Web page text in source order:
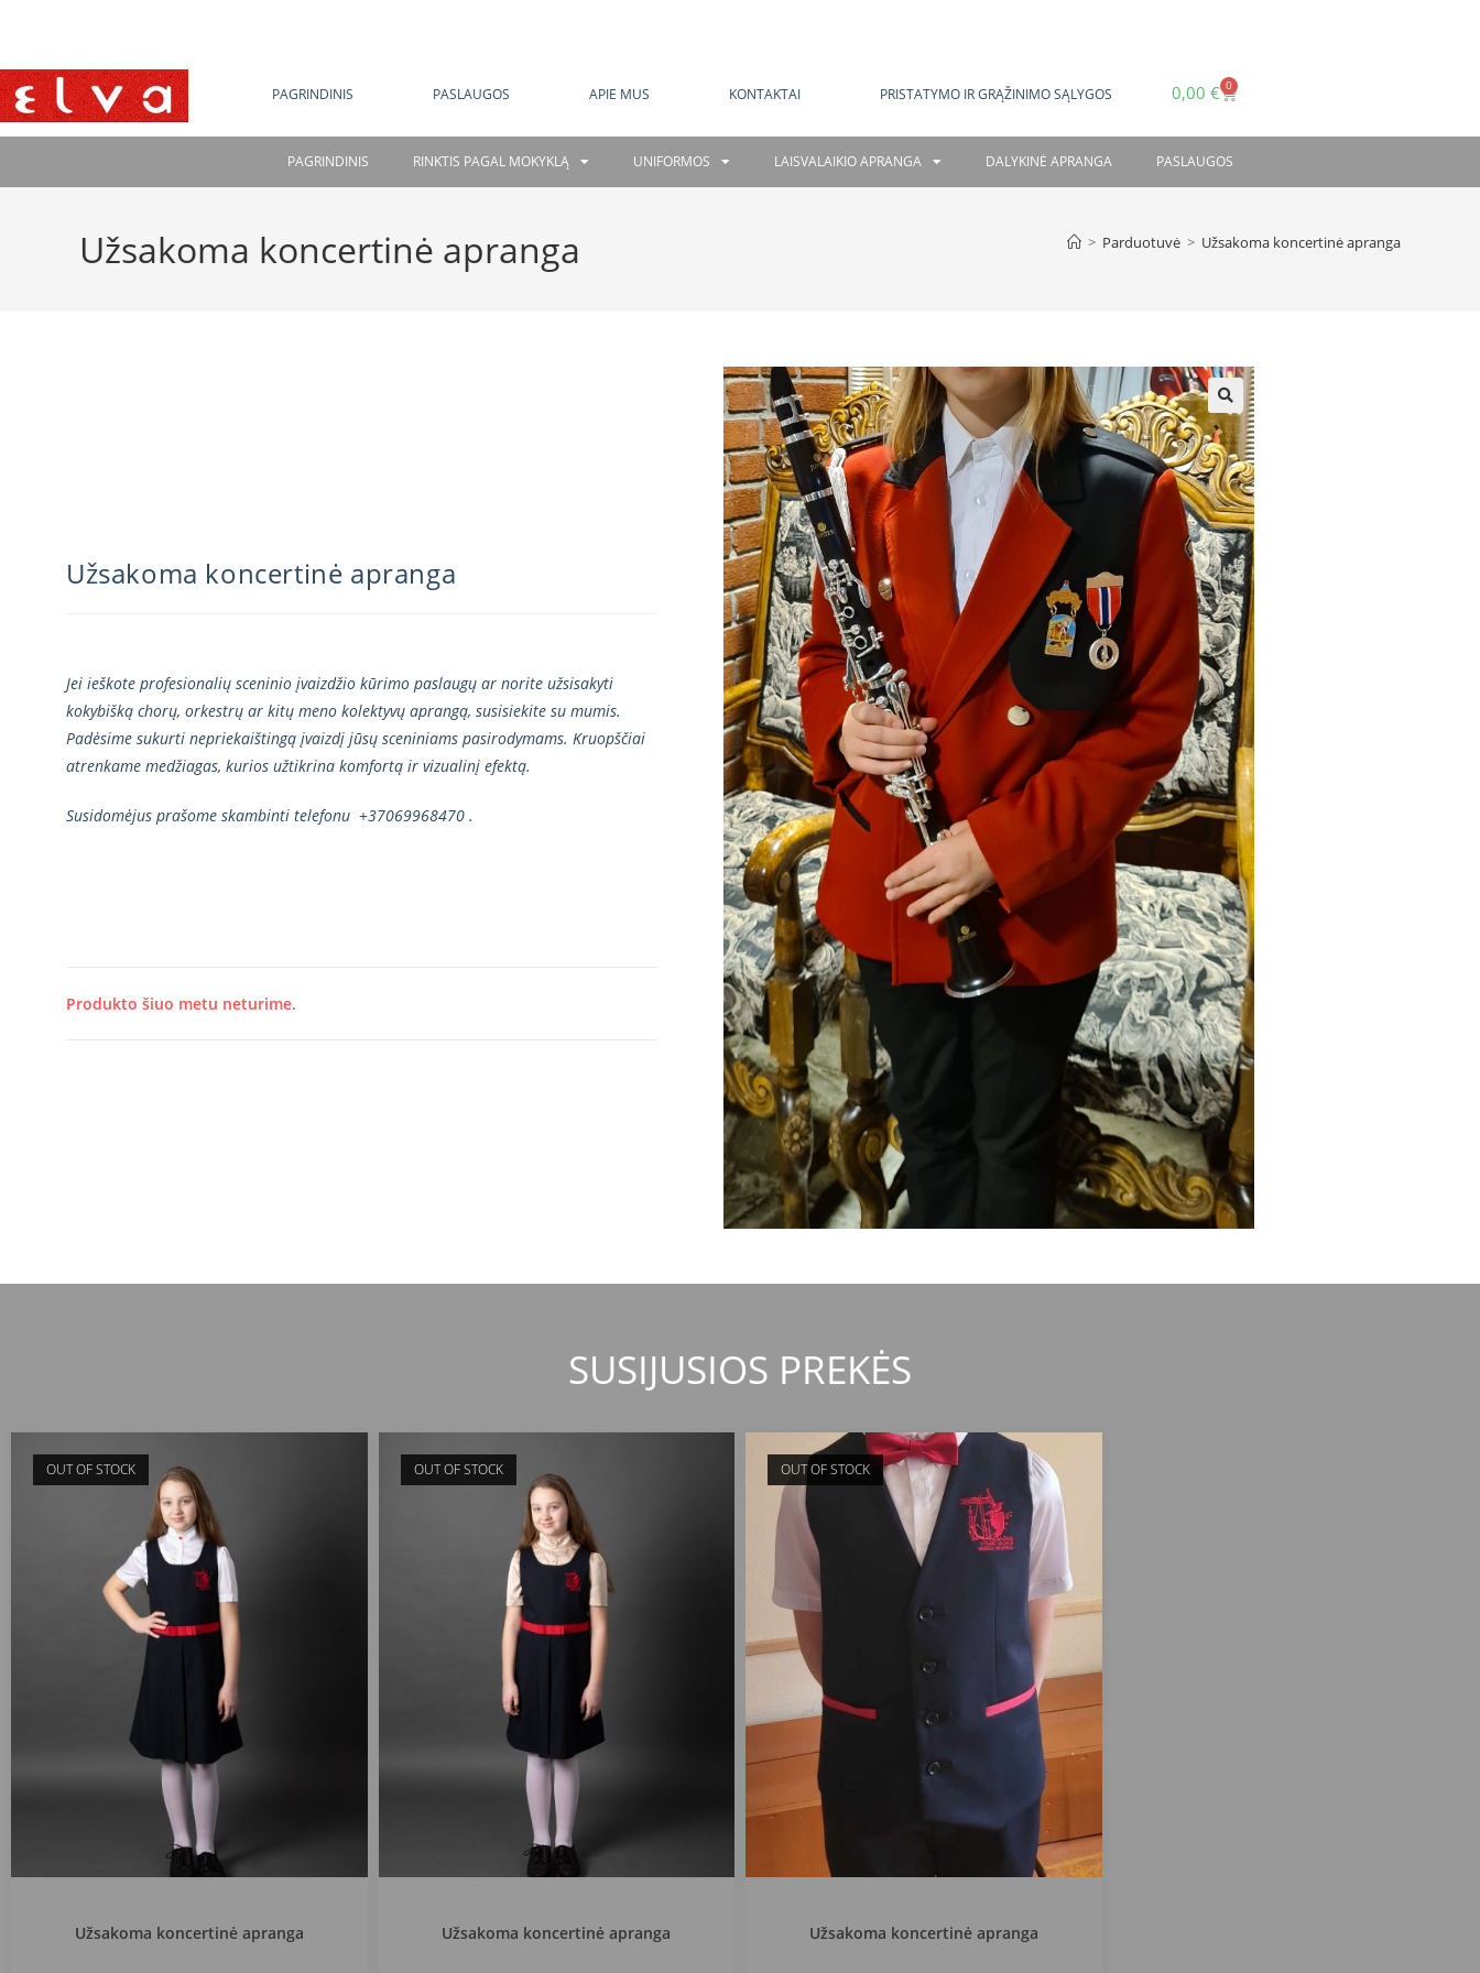
PAGRINDINIS PASLAUGOS APIE MUS KONTAKTAI PRISTATYMO IR GRĄŽINIMO SĄLYGOS 0,00 € 0
PAGRINDINIS RINKTIS PAGAL MOKYKLĄ UNIFORMOS LAISVALAIKIO APRANGA DALYKINĖ APRANGA PASLAUGOS
Užsakoma koncertinė apranga > Parduotuvė > Užsakoma koncertinė apranga
Užsakoma koncertinė apranga
Jei ieškote profesionalių sceninio įvaizdžio kūrimo paslaugų ar norite užsisakyti
kokybišką chorų, orkestrų ar kitų meno kolektyvų aprangą, susisiekite su mumis.
Padėsime sukurti nepriekaištingą įvaizdį jūsų sceniniams pasirodymams. Kruopščiai
atrenkame medžiagas, kurios užtikrina komfortą ir vizualinį efektą.
Susidomėjus prašome skambinti telefonu +37069968470 .
Produkto šiuo metu neturime.
SUSIJUSIOS PREKĖS
OUT OF STOCK
Užsakoma koncertinė apranga
OUT OF STOCK
Užsakoma koncertinė apranga
OUT OF STOCK
Užsakoma koncertinė apranga